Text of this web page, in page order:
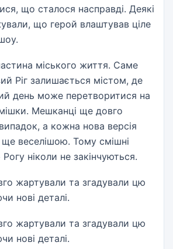
що сталося насправді. Деякі
що герой влаштував ціле
міського життя. Саме
Ріг залишається містом, де
день може перетворитися на
Мешканці ще довго
а кожна нова версія
ще веселішою. Тому смішні
Рогу ніколи не закінчуються.
жартували та згадували цю
нові деталі.
жартували та згадували цю
нові деталі.